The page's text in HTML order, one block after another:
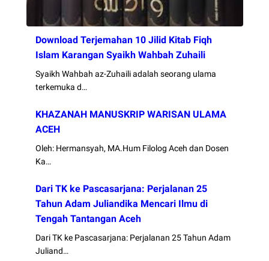
Download Terjemahan 10 Jilid Kitab Fiqh
Islam Karangan Syaikh Wahbah Zuhaili
Syaikh Wahbah az-Zuhaili adalah seorang ulama
terkemuka d…
KHAZANAH MANUSKRIP WARISAN ULAMA
ACEH
Oleh: Hermansyah, MA.Hum Filolog Aceh dan Dosen
Ka…
Dari TK ke Pascasarjana: Perjalanan 25
Tahun Adam Juliandika Mencari Ilmu di
Tengah Tantangan Aceh
Dari TK ke Pascasarjana: Perjalanan 25 Tahun Adam
Juliand…